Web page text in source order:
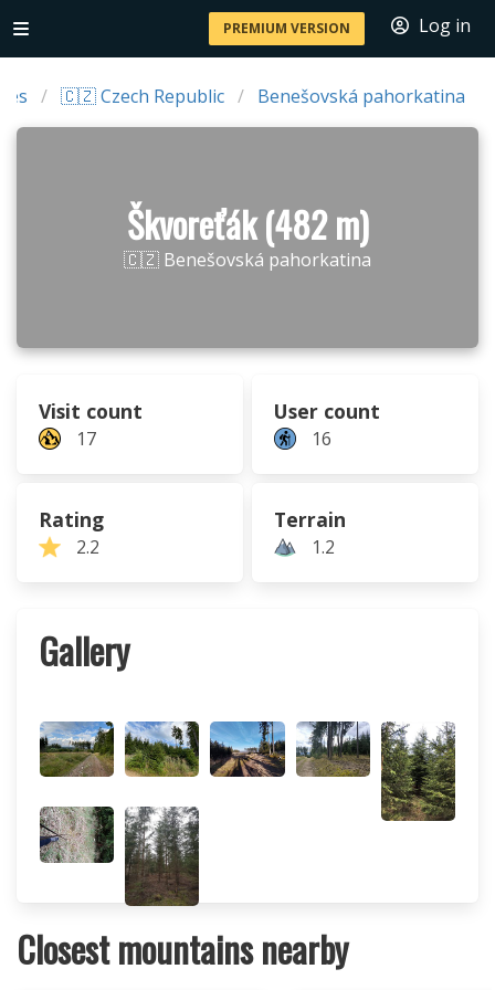
PREMIUM VERSION Log in
🇨🇿 Czech Republic Benešovská pahorkatina
Škvoreťák (482 m)
🇨🇿 Benešovská pahorkatina
Visit count
17
User count
16
Rating
2.2
Terrain
1.2
Gallery
Closest mountains nearby